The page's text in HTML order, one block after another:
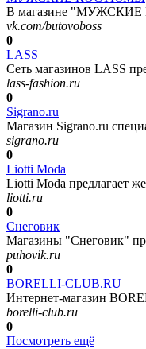
В магазине "МУЖСКИЕ
vk.com/butovoboss
0
LASS
Сеть магазинов LASS
lass-fashion.ru
0
Sigrano.ru
Магазин Sigrano.ru
sigrano.ru
0
Liotti Moda
Liotti Moda предлагает
liotti.ru
0
Снеговик
Магазины "Снеговик"
puhovik.ru
0
BORELLI-CLUB.RU
Интернет-магазин
borelli-club.ru
0
Посмотреть ещё